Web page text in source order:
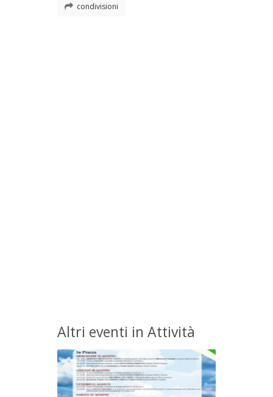
condivisioni
Altri eventi in Attività